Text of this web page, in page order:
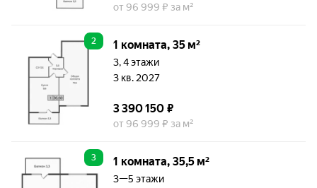
от 96 999 ₽ за м²
2 1 комната, 35 м²
3, 4 этажи
3 кв. 2027
3 390 150 ₽
от 96 999 ₽ за м²
3 1 комната, 35,5 м²
3—5 этажи